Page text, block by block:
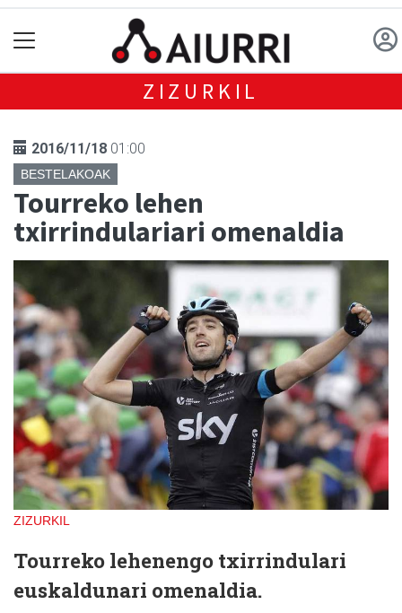
ZIZURKIL
2016/11/18 01:00
BESTELAKOAK
Tourreko lehen
txirrindulariari omenaldia
ZIZURKIL
Tourreko lehenengo txirrindulari
euskaldunari omenaldia.